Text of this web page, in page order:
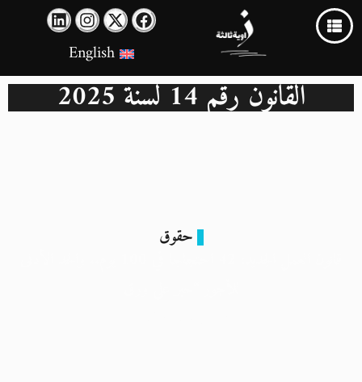
English
القانون رقم 14 لسنة 2025
حقوق